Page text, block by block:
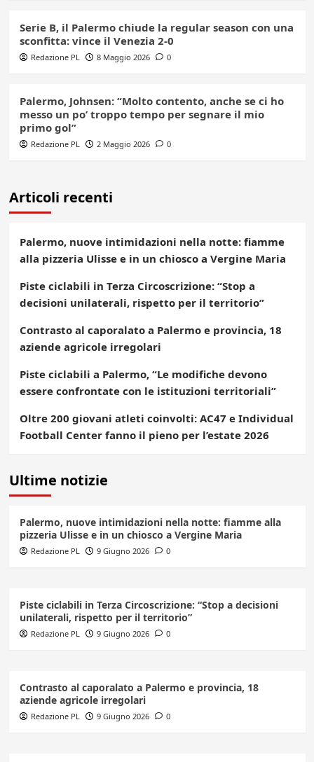
Serie B, il Palermo chiude la regular season con una
sconfitta: vince il Venezia 2-0
Redazione PL 8 Maggio 2026 0
Palermo, Johnsen: “Molto contento, anche se ci ho
messo un po’ troppo tempo per segnare il mio
primo gol”
Redazione PL 2 Maggio 2026 0
Articoli recenti
Palermo, nuove intimidazioni nella notte: fiamme
alla pizzeria Ulisse e in un chiosco a Vergine Maria
Piste ciclabili in Terza Circoscrizione: “Stop a
decisioni unilaterali, rispetto per il territorio”
Contrasto al caporalato a Palermo e provincia, 18
aziende agricole irregolari
Piste ciclabili a Palermo, “Le modifiche devono
essere confrontate con le istituzioni territoriali”
Oltre 200 giovani atleti coinvolti: AC47 e Individual
Football Center fanno il pieno per l’estate 2026
Ultime notizie
Palermo, nuove intimidazioni nella notte: fiamme alla
pizzeria Ulisse e in un chiosco a Vergine Maria
Redazione PL 9 Giugno 2026 0
Piste ciclabili in Terza Circoscrizione: “Stop a decisioni
unilaterali, rispetto per il territorio”
Redazione PL 9 Giugno 2026 0
Contrasto al caporalato a Palermo e provincia, 18
aziende agricole irregolari
Redazione PL 9 Giugno 2026 0